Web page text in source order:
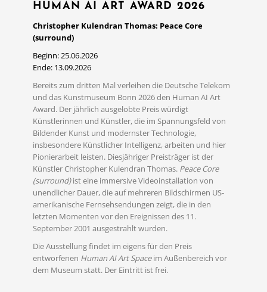
HUMAN AI ART AWARD 2026
Christopher Kulendran Thomas: Peace Core
(surround)
Beginn: 25.06.2026
Ende: 13.09.2026
Bereits zum dritten Mal verleihen die Deutsche Telekom
und das Kunstmuseum Bonn 2026 den Human AI Art
Award. Der jährlich ausgelobte Preis würdigt
Künstlerinnen und Künstler, die im Spannungsfeld von
Bildender Kunst und modernster Technologie,
insbesondere Künstlicher Intelligenz, arbeiten und hier
Pionierarbeit leisten. Diesjähriger Preisträger ist der
Künstler Christopher Kulendran Thomas. Peace Core
(surround)ist eine immersive Videoinstallation von
unendlicher Dauer, die auf mehreren Bildschirmen US-
amerikanische Fernsehsendungen zeigt, die in den
letzten Momenten vor den Ereignissen des 11.
September 2001 ausgestrahlt wurden.
Die Ausstellung findet im eigens für den Preis
entworfenen Human AI Art Spaceim Außenbereich vor
dem Museum statt. Der Eintritt ist frei.
MEHR LESEN